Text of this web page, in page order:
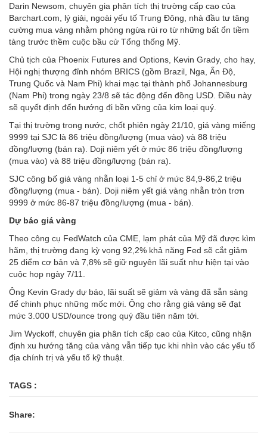
Darin Newsom, chuyên gia phân tích thị trường cấp cao của
Barchart.com, lý giải, ngoài yếu tố Trung Đông, nhà đầu tư tăng
cường mua vàng nhằm phòng ngừa rủi ro từ những bất ổn tiềm
tàng trước thềm cuộc bầu cử Tổng thống Mỹ.
Chủ tịch của Phoenix Futures and Options, Kevin Grady, cho hay,
Hội nghị thượng đỉnh nhóm BRICS (gồm Brazil, Nga, Ấn Độ,
Trung Quốc và Nam Phi) khai mạc tại thành phố Johannesburg
(Nam Phi) trong ngày 23/8 sẽ tác động đến đồng USD. Điều này
sẽ quyết định đến hướng đi bền vững của kim loại quý.
Tại thị trường trong nước, chốt phiên ngày 21/10, giá vàng miếng
9999 tại SJC là 86 triệu đồng/lượng (mua vào) và 88 triệu
đồng/lượng (bán ra). Doji niêm yết ở mức 86 triệu đồng/lượng
(mua vào) và 88 triệu đồng/lượng (bán ra).
SJC công bố giá vàng nhẫn loại 1-5 chỉ ở mức 84,9-86,2 triệu
đồng/lượng (mua - bán). Doji niêm yết giá vàng nhẫn tròn trơn
9999 ở mức 86-87 triệu đồng/lượng (mua - bán).
Dự báo giá vàng
Theo công cụ FedWatch của CME, lạm phát của Mỹ đã được kìm
hãm, thị trường đang kỳ vọng 92,2% khả năng Fed sẽ cắt giảm
25 điểm cơ bản và 7,8% sẽ giữ nguyên lãi suất như hiện tại vào
cuộc họp ngày 7/11.
Ông Kevin Grady dự báo, lãi suất sẽ giảm và vàng đã sẵn sàng
để chinh phục những mốc mới. Ông cho rằng giá vàng sẽ đạt
mức 3.000 USD/ounce trong quý đầu tiên năm tới.
Jim Wyckoff, chuyên gia phân tích cấp cao của Kitco, cũng nhận
định xu hướng tăng của vàng vẫn tiếp tục khi nhìn vào các yếu tố
địa chính trị và yếu tố kỹ thuật.
TAGS :
Share: